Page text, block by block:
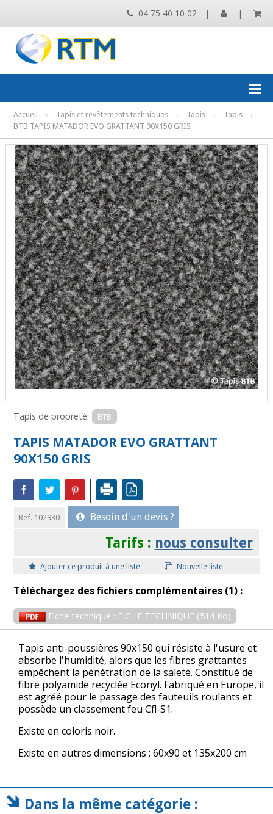
04 75 40 10 02 | |
Accueil › Tapis et revêtements techniques › Tapis › Tapis
›
BTB TAPIS MATADOR EVO GRATTANT 90X150 GRIS
Tapis de propreté BTB
TAPIS MATADOR EVO GRATTANT
90X150 GRIS
Ref. 102930 Besoin d'un devis ?
Tarifs : nous consulter
Ajouter ce produit à une liste Nouvelle liste
Téléchargez des fichiers complémentaires (1) :
Fiche technique : FICHE TECHNIQUE (514 Ko)
Tapis anti-poussières 90x150 qui résiste à l'usure et
absorbe l'humidité, alors que les fibres grattantes
empêchent la pénétration de la saleté. Constitué de
fibre polyamide recyclée Econyl. Fabriqué en Europe, il
est agréé pour le passage des fauteuils roulants et
possède un classement feu Cfl-S1.
Existe en coloris noir.
Existe en autres dimensions : 60x90 et 135x200 cm
Dans la même catégorie :